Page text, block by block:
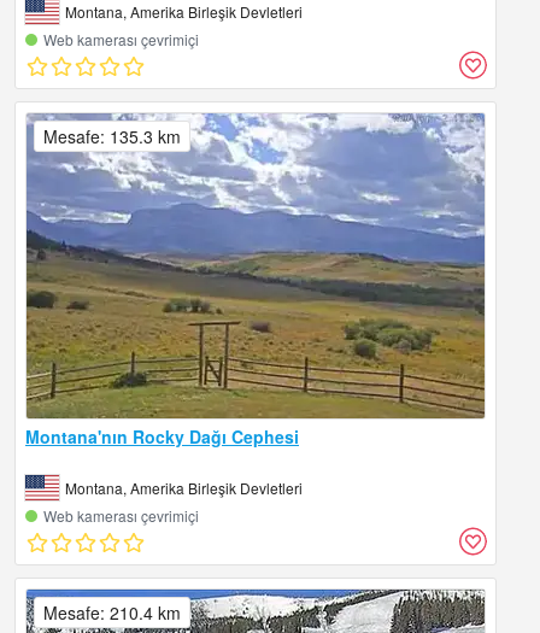
Montana, Amerika Birleşik Devletleri
Web kamerası çevrimiçi
Montana'nın Rocky Dağı Cephesi
Montana, Amerika Birleşik Devletleri
Web kamerası çevrimiçi
Mesafe: 135.3 km
Mesafe: 210.4 km